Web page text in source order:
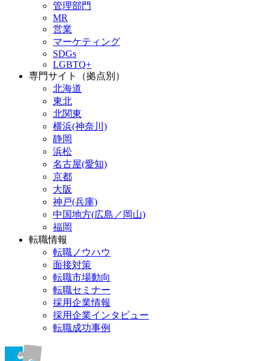
管理部門
MR
営業
マーケティング
SDGs
LGBTQ+
専門サイト（拠点別）
北海道
東北
北関東
横浜(神奈川)
静岡
浜松
名古屋(愛知)
京都
大阪
神戸(兵庫)
中国地方(広島／岡山)
福岡
転職情報
転職ノウハウ
面接対策
転職市場動向
転職セミナー
採用企業情報
採用企業インタビュー
転職成功事例